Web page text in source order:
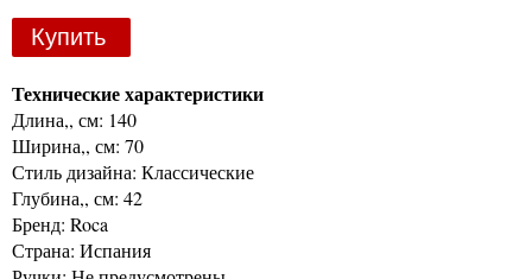
Купить
Технические характеристики
Длина,, см: 140
Ширина,, см: 70
Стиль дизайна: Классические
Глубина,, см: 42
Бренд: Roca
Страна: Испания